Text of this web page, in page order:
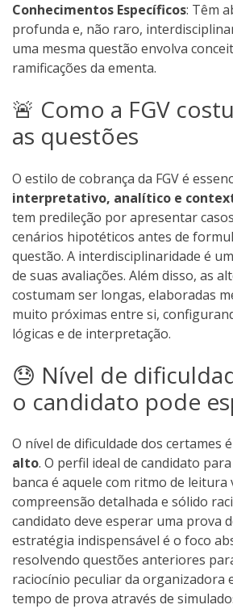
Conhecimentos Específicos: Têm
profunda e, não raro,
uma mesma questão envolva
ramificações da ementa.
🚨 Como a FGV
as questões
O estilo de cobrança da FGV é
interpretativo, analítico e
tem predileção por apresentar
cenários hipotéticos antes de
questão. A interdisciplinaridade é
de suas avaliações. Além disso, as
costumam ser longas, elaboradas
muito próximas entre si,
lógicas e de interpretação.
😓 Nível de
o candidato pode
O nível de dificuldade dos certames
alto. O perfil ideal de candidato
banca é aquele com ritmo de leitura
compreensão detalhada e sólido
candidato deve esperar uma prova
estratégia indispensável é o foco
resolvendo questões anteriores
raciocínio peculiar da organizadora
tempo de prova através de